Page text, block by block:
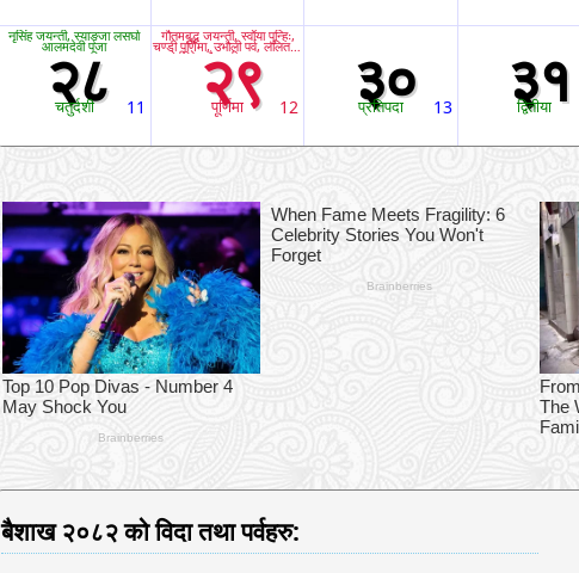
नृसिंह जयन्ती, स्याङ्जा लसर्घा
आलमदेवी पूजा
२८
चतुर्दशी 11
गौतमबुद्ध जयन्ती, स्वाँया पुन्हिः,
चण्डी पूर्णिमा, उभौली पर्व, ललितपुर
गोटीखेल बैतरणी धाम स्नान,
गोरखनाथ जयन्ती, वैशाख स्नान
समाप्ति
२९
पूर्णिमा 12 ३०
प्रतिपदा 13 ३१
द्वितीया
बैशाख २०८२ को विदा तथा पर्वहरु: